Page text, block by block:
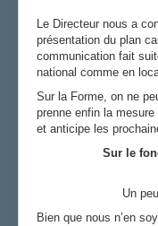
Action sociale
Archives
Le bureau de
Vos élus
Vos
Le Directeur nous a
présentation du plan
communication fait
national comme en
Sur la Forme, on ne
prenne enfin la
et anticipe les
Sur le
Un
Bien que nous n’en